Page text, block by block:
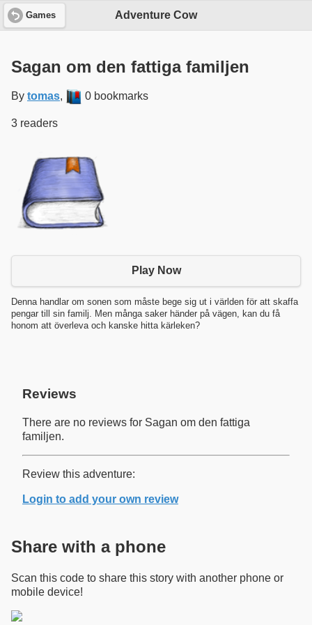
Games Adventure Cow
Sagan om den fattiga familjen
By tomas, 0 bookmarks
3 readers
Play Now
Denna handlar om sonen som måste bege sig ut i världen för att skaffa
pengar till sin familj. Men många saker händer på vägen, kan du få
honom att överleva och kanske hitta kärleken?
Reviews
There are no reviews for Sagan om den fattiga
familjen.
Review this adventure:
Login to add your own review
Share with a phone
Scan this code to share this story with another phone or
mobile device!